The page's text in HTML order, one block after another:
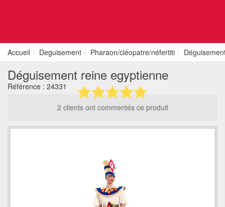
Accueil Deguisement Pharaon/cléopatre/néfertiti
Déguisement reine egyptienne
Référence : 24331
2 clients ont commentés ce produit